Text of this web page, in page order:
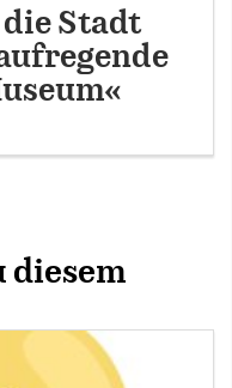
Stadt
diesem